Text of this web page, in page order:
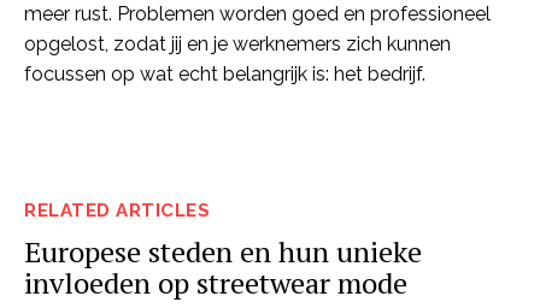
RELATED ARTICLES
Europese steden en hun unieke
invloeden op streetwear mode
meer rust. Problemen worden goed en professioneel
opgelost, zodat jij en je werknemers zich kunnen
focussen op wat echt belangrijk is: het bedrijf.